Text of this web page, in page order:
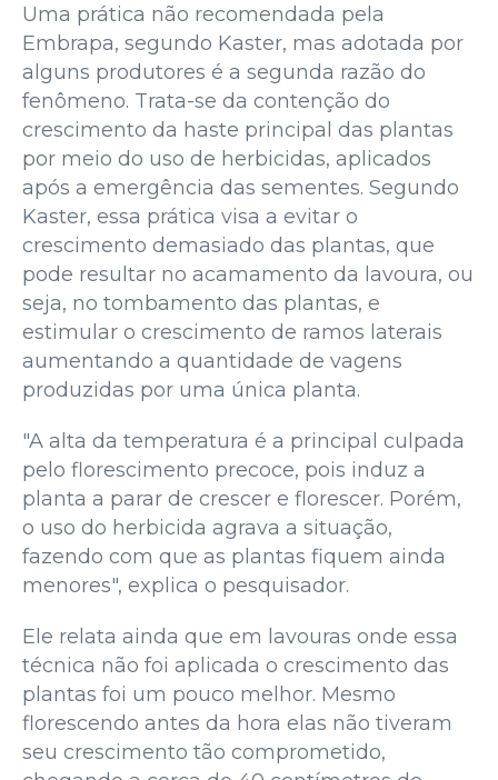
Uma prática não recomendada pela
Embrapa, segundo Kaster, mas adotada por
alguns produtores é a segunda razão do
fenômeno. Trata-se da contenção do
crescimento da haste principal das plantas
por meio do uso de herbicidas, aplicados
após a emergência das sementes. Segundo
Kaster, essa prática visa a evitar o
crescimento demasiado das plantas, que
pode resultar no acamamento da lavoura, ou
seja, no tombamento das plantas, e
estimular o crescimento de ramos laterais
aumentando a quantidade de vagens
produzidas por uma única planta.
"A alta da temperatura é a principal culpada
pelo florescimento precoce, pois induz a
planta a parar de crescer e florescer. Porém,
o uso do herbicida agrava a situação,
fazendo com que as plantas fiquem ainda
menores", explica o pesquisador.
Ele relata ainda que em lavouras onde essa
técnica não foi aplicada o crescimento das
plantas foi um pouco melhor. Mesmo
florescendo antes da hora elas não tiveram
seu crescimento tão comprometido,